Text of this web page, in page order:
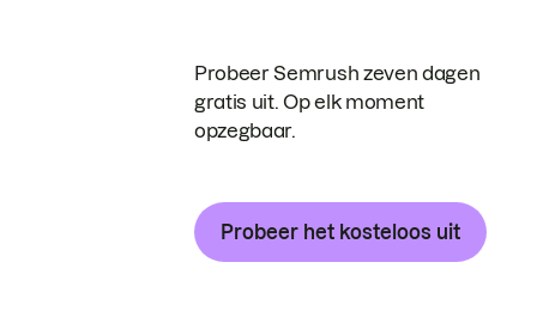
Probeer Semrush zeven dagen
gratis uit. Op elk moment
opzegbaar.
Probeer het kosteloos uit